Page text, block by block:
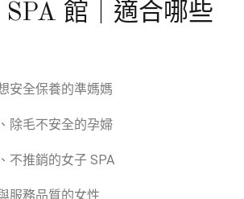
SPA 館｜適合哪些
安全保養的準媽媽
除毛不安全的孕婦
不推銷的女子 SPA
服務品質的女性